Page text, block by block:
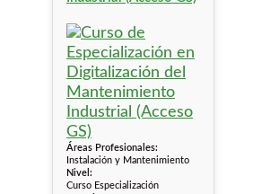
Áreas Profesionales:
Instalación y Mantenimiento
Nivel:
Curso Especialización